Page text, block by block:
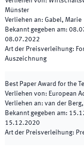
Münster
Verliehen an: Gabel, Marie
Bekannt gegeben am:
08.07.2022
Art der Preisverleihung:
Auszeichnung
Best Paper Award for the
Verliehen von: European
Verliehen an: van der Berg,
Bekannt gegeben am:
15.12.2020
Art der Preisverleihung: